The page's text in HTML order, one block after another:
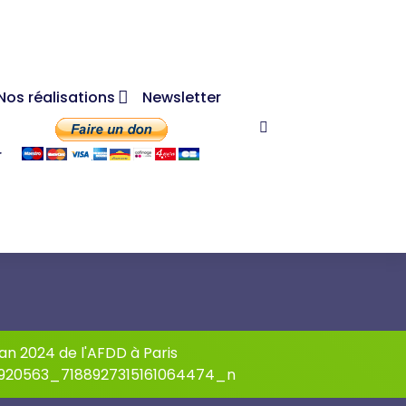
réalisations Newsletter
2024 de l'AFDD à Paris